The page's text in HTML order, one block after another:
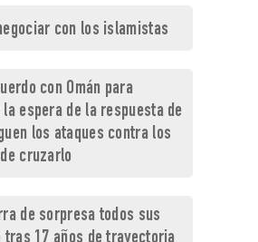
con los islamistas
con Omán para
espera de la respuesta de
los ataques contra los
cruzarlo
de sorpresa todos sus